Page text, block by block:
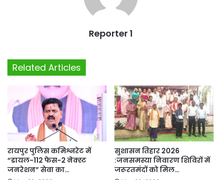
Reporter 1
Related Articles
रायपुर पुलिस कमिश्नरेट में
“डायल-112 फेस-2 नेक्स्ट
जनरेशन” सेवा का…
सुशासन तिहार 2026
:जनसमस्या निवारण शिविरों में
जरूरतमंदों को मिल…